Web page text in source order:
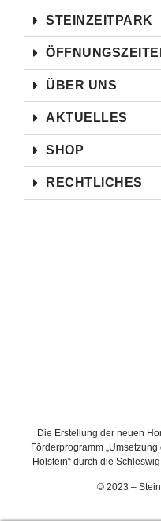
STEINZEITPARK
ÜBER UNS
AKTUELLES
SHOP
RECHTLICHES
Die Erstellung der neuen
Förderprogramm
Holstein“ durch die
© 2023 –